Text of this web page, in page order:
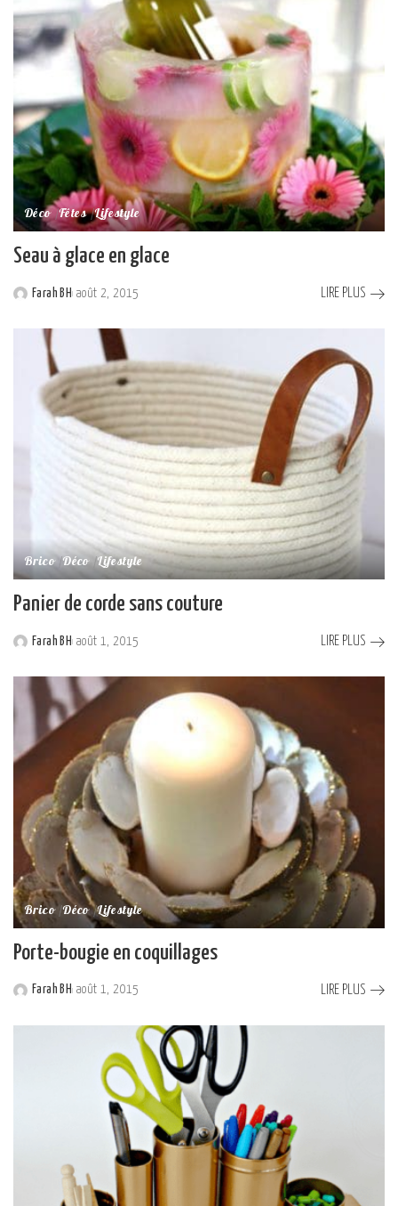
Déco Fêtes Lifestyle
Seau à glace en glace
Posted
Farah BH août 2, 2015 LIRE PLUS
Brico Déco Lifestyle
Panier de corde sans couture
by
Farah BH août 1, 2015 LIRE PLUS
Brico Déco Lifestyle
Porte-bougie en coquillages
Posted
Farah BH août 1, 2015 LIRE PLUS